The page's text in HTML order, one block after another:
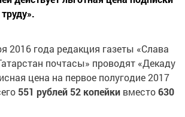
2016 года редакция газеты «Слава
почтасы» проводят «Декаду
цена на первое полугодие 2017
551 рублей 52 копейки вместо630